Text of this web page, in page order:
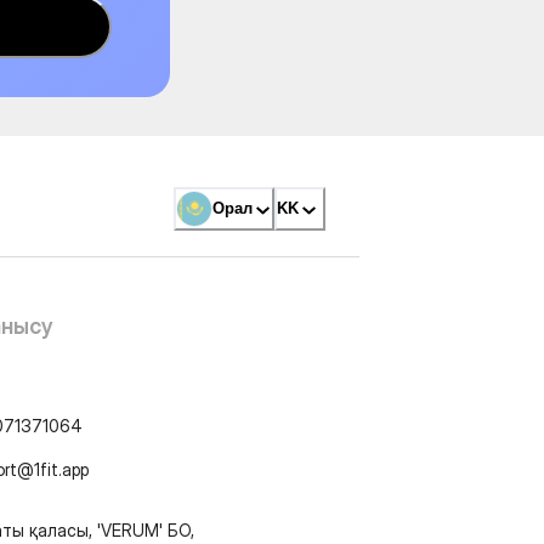
Орал KK
қаласы, 'VERUM' БО,